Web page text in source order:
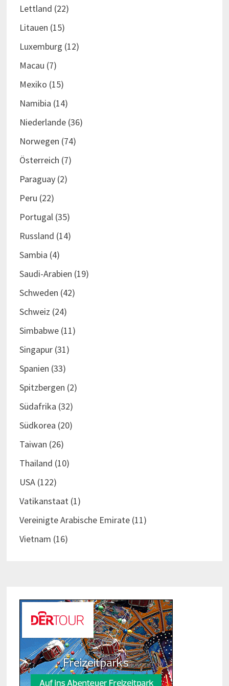
Lettland (22)
Litauen (15)
Luxemburg (12)
Macau (7)
Mexiko (15)
Namibia (14)
Niederlande(36)
Norwegen (74)
Österreich (7)
Paraguay(2)
Peru (22)
Portugal(35)
Russland (14)
Sambia (4)
Saudi-Arabien (19)
Schweden (42)
Schweiz (24)
Simbabwe(11)
Singapur(31)
Spanien (33)
Spitzbergen (2)
Südafrika (32)
Südkorea (20)
Taiwan (26)
Thailand (10)
USA(122)
Vatikanstaat(1)
Vereinigte Arabische Emirate(11)
Vietnam (16)